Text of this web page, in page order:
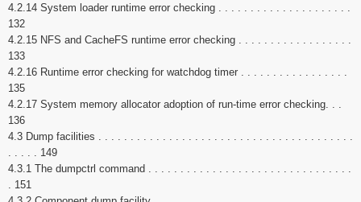
4.2.14 System loader runtime error checking . . . . . . . . . . . . . . . . . . . . .
132
4.2.15 NFS and CacheFS runtime error checking . . . . . . . . . . . . . . . . . .
133
4.2.16 Runtime error checking for watchdog timer . . . . . . . . . . . . . . . . .
135
4.2.17 System memory allocator adoption of run-time error checking. . .
136
4.3 Dump facilities . . . . . . . . . . . . . . . . . . . . . . . . . . . . . . . . . . . . . . . .
. . . . . 149
4.3.1 The dumpctrl command . . . . . . . . . . . . . . . . . . . . . . . . . . . . . . . .
. 151